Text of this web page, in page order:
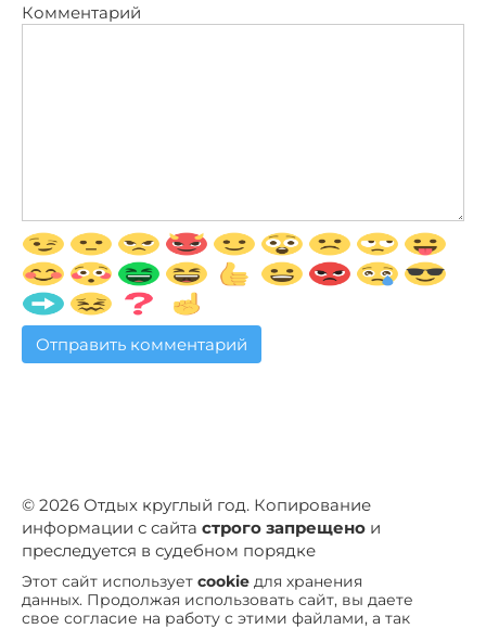
Комментарий
© 2026 Отдых круглый год. Копирование
информации с сайта строго запрещено и
преследуется в судебном порядке
Этот сайт использует cookie для хранения
данных. Продолжая использовать сайт, вы даете
свое согласие на работу с этими файлами, а так